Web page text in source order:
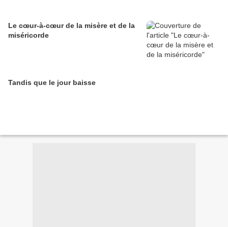
Le cœur-à-cœur de la misère et de la
miséricorde
Tandis que le jour baisse